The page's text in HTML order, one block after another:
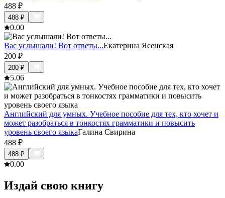
488 ₽
488 ₽
0.00
Вас услышали! Вот ответы...Екатерина Ясенская
200 ₽
200 ₽
5.06
Английский для умных. Учебное пособие для тех, кто хочет и
может разобраться в тонкостях грамматики и повысить
уровень своего языкаГалина Свирина
488 ₽
488 ₽
0.00
Издай свою книгу